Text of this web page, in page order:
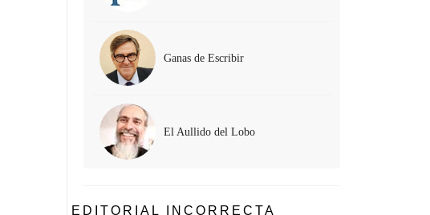
Ganas de Escribir
El Aullido del Lobo
EDITORIAL INCORRECTA